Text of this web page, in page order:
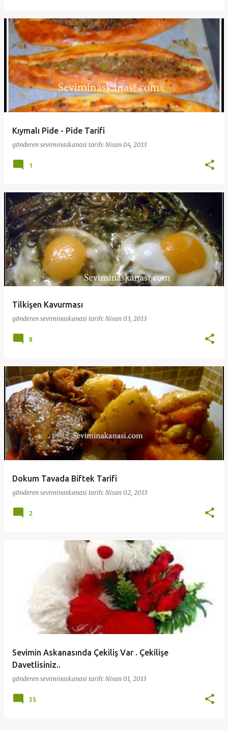
Kıymalı Pide - Pide Tarifi
gönderen seviminaskanasi tarih: Nisan 04, 2013
1
Tilkişen Kavurması
gönderen seviminaskanasi tarih: Nisan 03, 2013
8
Dokum Tavada Biftek Tarifi
gönderen seviminaskanasi tarih: Nisan 02, 2013
2
Sevimin Askanasında Çekiliş Var . Çekilişe
Davetlisiniz..
gönderen seviminaskanasi tarih: Nisan 01, 2013
35